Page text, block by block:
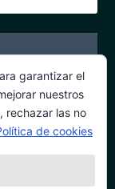
garantizar el
nuestros
rechazar las no
de cookies